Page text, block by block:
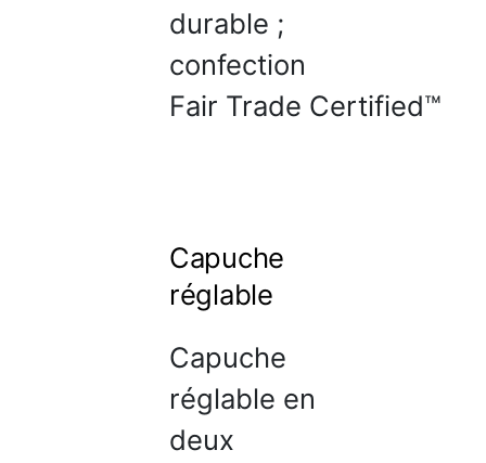
durable ;
confection
Fair Trade Certified™
Capuche
réglable
Capuche
réglable en
deux